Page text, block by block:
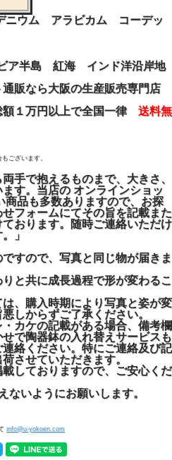
ニウム アラビカム コーデッ
ビア半島 紅海 インド洋沿岸地
販なら大阪の生産販売専門店
額１万円以上で全国一律 送料無
ございます。
手で抱えるものまで、大きさ、
す。当店の オンラインショッ
商品も多数ありますので、お探
フォームにてその旨を記載また
おります。随時ご連絡いただけ
」
すので、写真と同じ物が届きま
と共に成長過程で形が変わるこ
、購入時期により写真と姿が変
しからずご了承ください。
カケの記載がある場合、備考欄
で陶器鉢の入れ替えサービスも
絡ください。特にご連絡及び記
させていただきます。
しておりますので、ご安心くだ
ないようにお願いします。
info@u-yokoen.com